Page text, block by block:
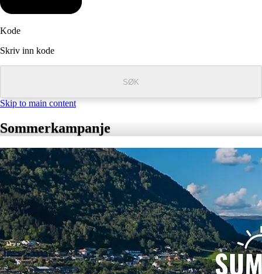
Kode
Skriv inn kode
SØK
Skip to main content
Sommerkampanje